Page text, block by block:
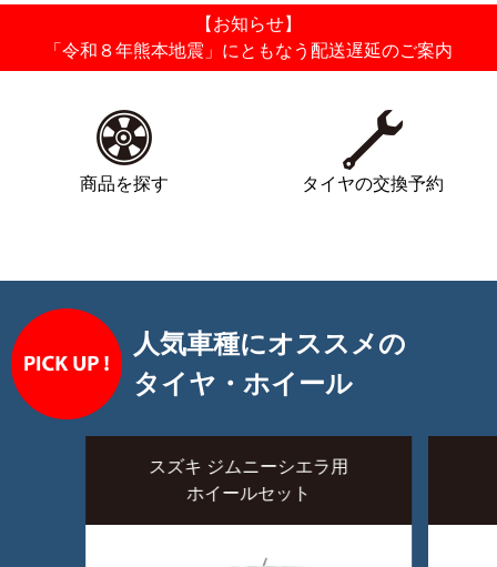
【お知らせ】
「令和８年熊本地震」にともなう配送遅延のご案内
商品を探す タイヤの交換予約
人気車種にオススメの
タイヤ・ホイール
スズキ ジムニーシエラ用
ホイールセット